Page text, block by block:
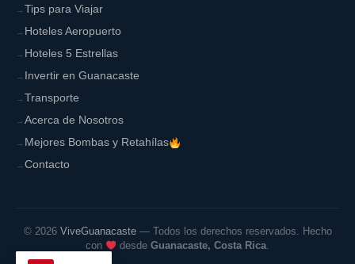
Tips para Viajar
Hoteles Aeropuerto
Hoteles 5 Estrellas
Invertir en Guanacaste
Transporte
Acerca de Nosotros
Mejores Bombas y Retahílas
Contacto
© 2026 ViveGuanacaste— Todos los derechos reservados. Hecho
con
desdeGuanacaste, Costa Rica.